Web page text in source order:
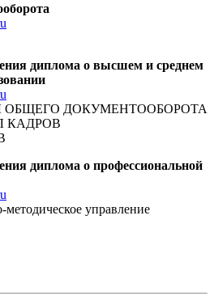
диплома о высшем и среднем
ОБЩЕГО ДОКУМЕНТООБОРОТА
КАДРОВ
диплома о профессиональной
управление